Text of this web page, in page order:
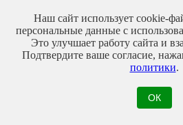
символа
Телефон*
номер телефона
Мы используем файлы Cookie
персонализации и повышения
сайтом. Продолжая посещать сайт, вы
использование нами файлов Cookie.
Наш сайт использует cookie-
персональные данные с
Это улучшает работу сайта и
Подтвердите ваше согласие,
политики.
ОК